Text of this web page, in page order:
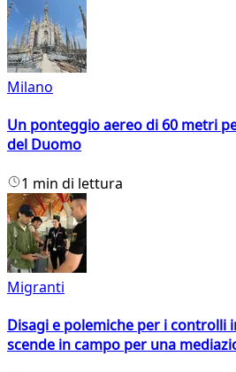
Milano
Un ponteggio aereo di 60 metri
del Duomo
1 min di lettura
Migranti
Disagi e polemiche per i controlli
scende in campo per una